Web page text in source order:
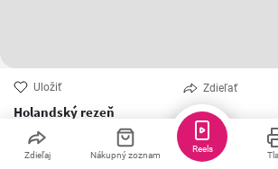
Uložiť Zdieľať
Holandský rezeň
Holandský rezeň je zmes mletého mäsa a syra.
mäso bravčové prípadne zmes bravčového a
pomere 2 : 1.
Zdieľaj Nákupný zoznam
Reels